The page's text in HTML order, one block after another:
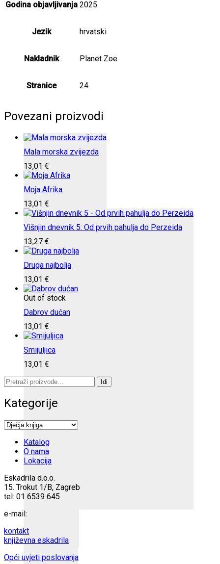
Godina objavljivanja 2025.
Jezik hrvatski
Nakladnik Planet Zoe
Stranice 24
Povezani proizvodi
Mala morska zvijezda
13,01 €
Moja Afrika
13,01 €
Višnjin dnevnik 5: Od prvih pahulja do Perzeida
13,27 €
Druga najbolja
13,01 €
Out of stock
Dabrov dućan
13,01 €
Smijuljica
13,01 €
Pretraži:
Idi
Kategorije
Katalog
O nama
Lokacija
Eskadrila d.o.o.
15. Trokut 1/B, Zagreb
tel: 01 6539 645
e-mail:
kontakt
književna eskadrila
Opći uvjeti poslovanja